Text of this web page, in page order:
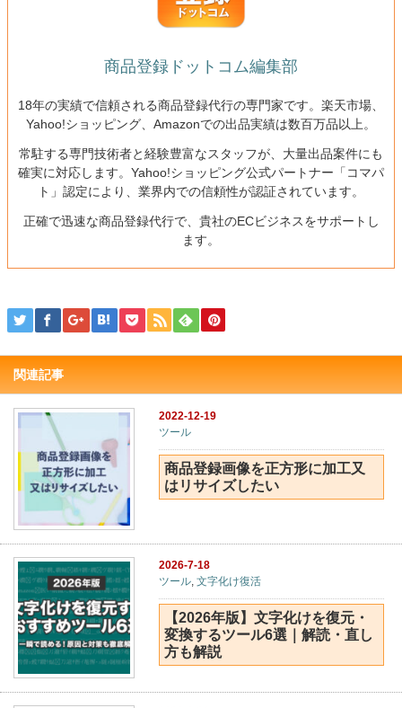
商品登録ドットコム編集部
18年の実績で信頼される商品登録代行の専門家です。楽天市場、
Yahoo!ショッピング、Amazonでの出品実績は数百万品以上。
常駐する専門技術者と経験豊富なスタッフが、大量出品案件にも
確実に対応します。Yahoo!ショッピング公式パートナー「コマパ
ト」認定により、業界内での信頼性が認証されています。
正確で迅速な商品登録代行で、貴社のECビジネスをサポートし
ます。
関連記事
2022-12-19
ツール
商品登録画像を正方形に加工又
はリサイズしたい
2026-7-18
ツール ,文字化け復活
【2026年版】文字化けを復元・
変換するツール6選｜解読・直し
方も解説